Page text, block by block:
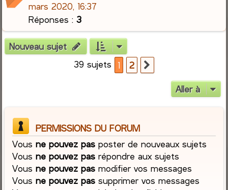
mars 2020, 16:37
Réponses :3
Nouveau sujet
39 sujets
1 2
Aller à
PERMISSIONS DU FORUM
Vousne pouvez pas poster de nouveaux sujets
Vousne pouvez pas répondre aux sujets
Vousne pouvez pas modifier vos messages
Vousne pouvez pas supprimer vos messages